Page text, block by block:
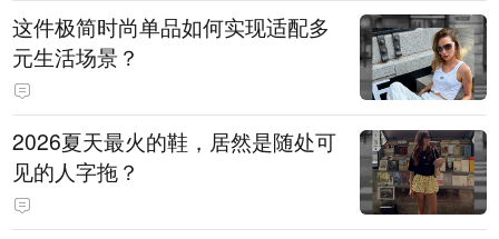
这件极简时尚单品如何实现适配多
元生活场景？
2026夏天最火的鞋，居然是随处可
见的人字拖？